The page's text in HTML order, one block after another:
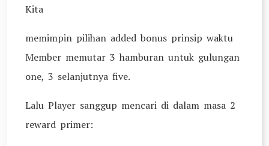
Kita
memimpin pilihan added bonus prinsip waktu
Member memutar 3 hamburan untuk gulungan
one, 3 selanjutnya five.
Lalu Player sanggup mencari di dalam masa 2
reward primer: